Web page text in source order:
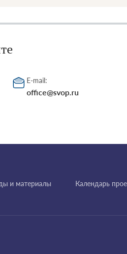
E-mail:
office@svop.ru
и материалы Календарь